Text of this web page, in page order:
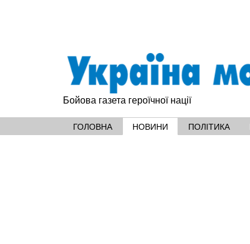
Бойова газета героїчної нації
ГОЛОВНА НОВИНИ ПОЛІТИКА